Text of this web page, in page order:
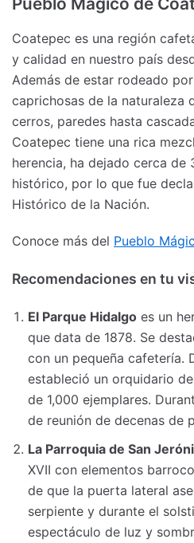
Coatepec es una región
y calidad en nuestro país
Además de estar rodeado
caprichosas de la naturaleza
cerros, paredes hasta
Coatepec tiene una rica
herencia, ha dejado cerca de
histórico, por lo que fue
Histórico de la Nación.
Conoce más del Pueblo
Recomendaciones en tu
El Parque Hidalgo es un
que data de 1878. Se
con un pequeña cafetería.
estableció un orquidario
de 1,000 ejemplares.
de reunión de decenas de
La Parroquia de San
XVII con elementos
de que la puerta lateral
serpiente y durante el
espectáculo de luz y